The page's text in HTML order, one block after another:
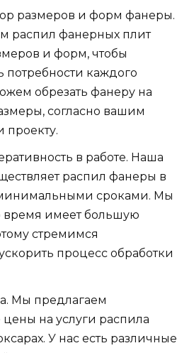
размеров и форм фанеры.
распил фанерных плит
и форм, чтобы
потребности каждого
обрезать фанеру на
согласно вашим
проекту.
в работе. Наша
распил фанеры в
сроками. Мы
время имеет большую
стремимся
процесс обработки
Мы предлагаем
на услуги распила
У нас есть различные